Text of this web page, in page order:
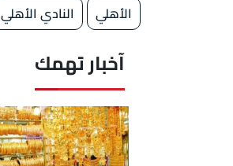
الأهلي النادي الأهلي
آخبار تهمك